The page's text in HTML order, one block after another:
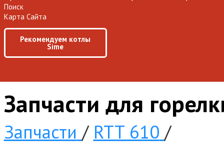
Поиск
Карта Сайта
Рекомендуем котлы
Sime
Запчасти для
Запчасти / RTT 610 /